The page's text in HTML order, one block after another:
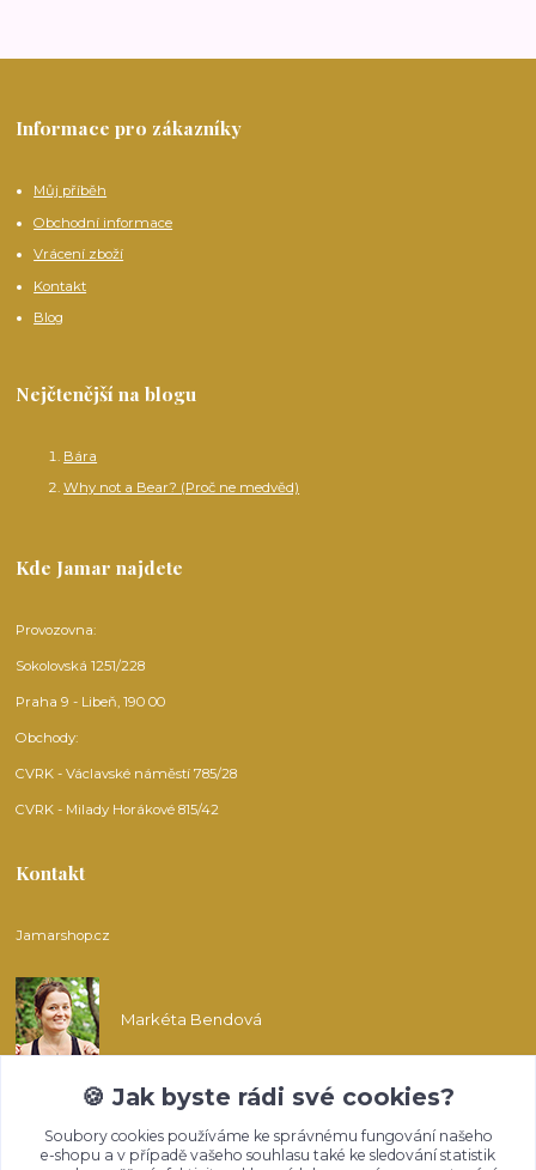
Informace pro zákazníky
Můj příběh
Obchodní informace
Vrácení zboží
Kontakt
Blog
Nejčtenější na blogu
Bára
Why not a Bear? (Proč ne medvěd)
Kde Jamar najdete
Provozovna:
Sokolovská 1251/228
Praha 9 - Libeň, 190 00
Obchody:
CVRK - Václavské náměstí 785/28
CVRK - Milady Horákové 815/42
Kontakt
Jamarshop.cz
Markéta Bendová
info@jamarshop.cz
🍪 Jak byste rádi své cookies?
Soubory cookies používáme ke správnému fungování našeho
e-shopu a v případě vašeho souhlasu také ke sledování statistik